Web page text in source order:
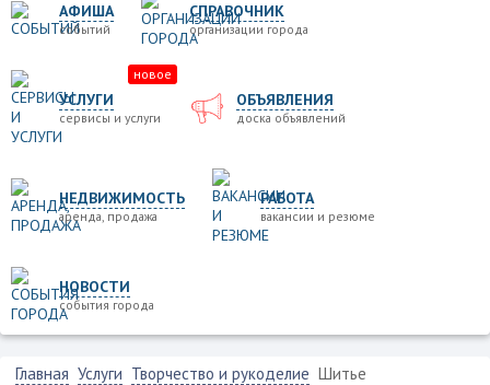
АФИША
событий
СПРАВОЧНИК
организации города
УСЛУГИ
сервисы и услуги
новое
ОБЪЯВЛЕНИЯ
доска объявлений
НЕДВИЖИМОСТЬ
аренда, продажа
РАБОТА
вакансии и резюме
НОВОСТИ
события города
Главная Услуги Творчество и рукоделие Шитье